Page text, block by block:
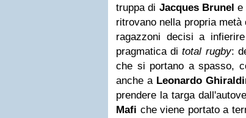
truppa di Jacques Brunel e
ritrovano nella propria
ragazzoni decisi a
pragmatica ditotal rugby:
che si portano a spasso,
anche a Leonardo
prendere la targa
Mafi che viene portato a